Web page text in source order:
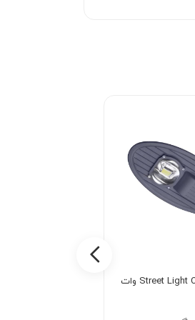
پروژکتور خیابانی Street Light COB وات